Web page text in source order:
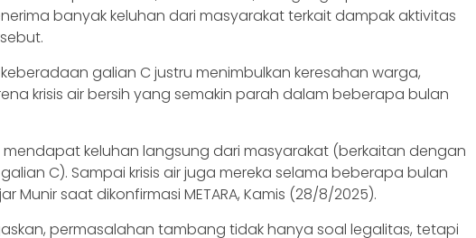
banyak keluhan dari masyarakat terkait dampak aktivitas
galian C justru menimbulkan keresahan warga,
krisis air bersih yang semakin parah dalam beberapa bulan
mendapat keluhan langsung dari masyarakat (berkaitan dengan
C). Sampai krisis air juga mereka selama beberapa bulan
Munir saat dikonfirmasi METARA, Kamis (28/8/2025).
permasalahan tambang tidak hanya soal legalitas, tetapi